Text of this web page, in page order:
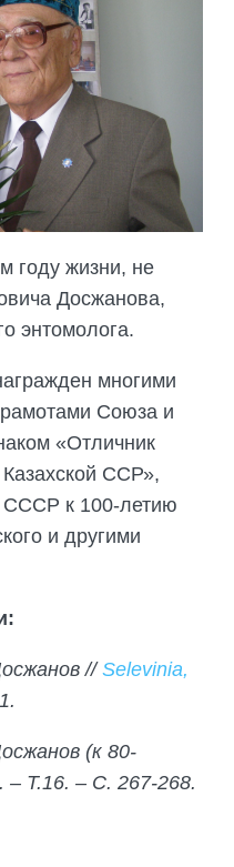
году жизни, не
Досжанова,
энтомолога.
многими
Союза и
«Отличник
ССР»,
к 100-летию
и другими
//Selevinia,
(к 80-
. – Т.16. – С. 267-268.